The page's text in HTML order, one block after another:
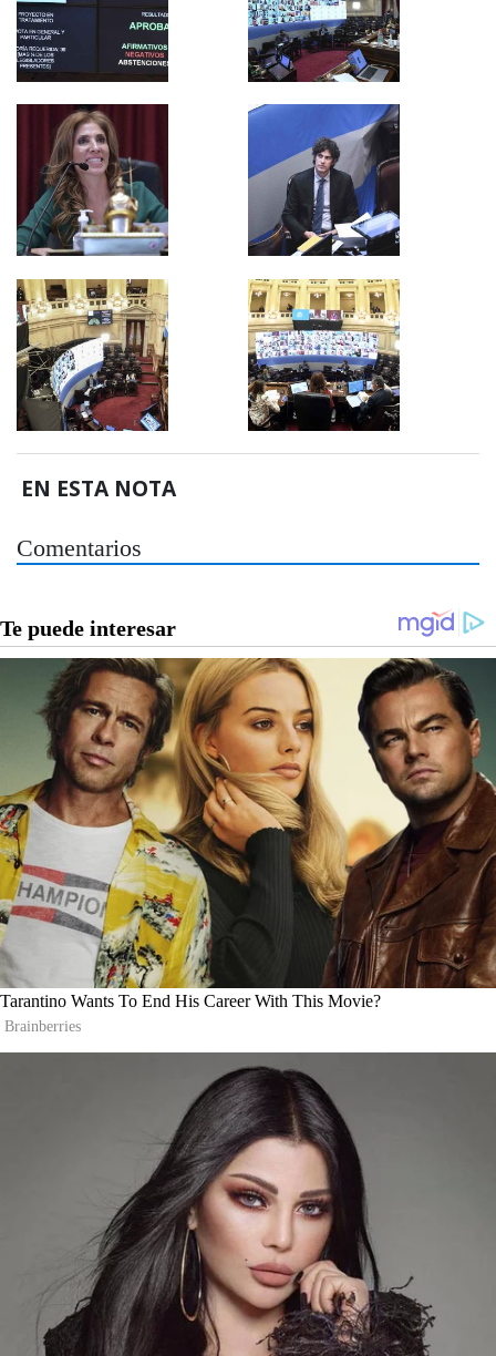
EN ESTA NOTA
Comentarios